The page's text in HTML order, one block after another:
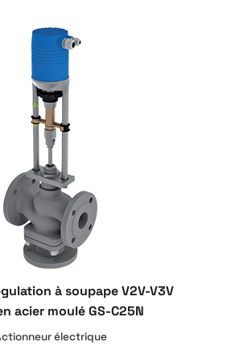
à soupape V2V-V3V
acier moulé GS-C25N
électrique